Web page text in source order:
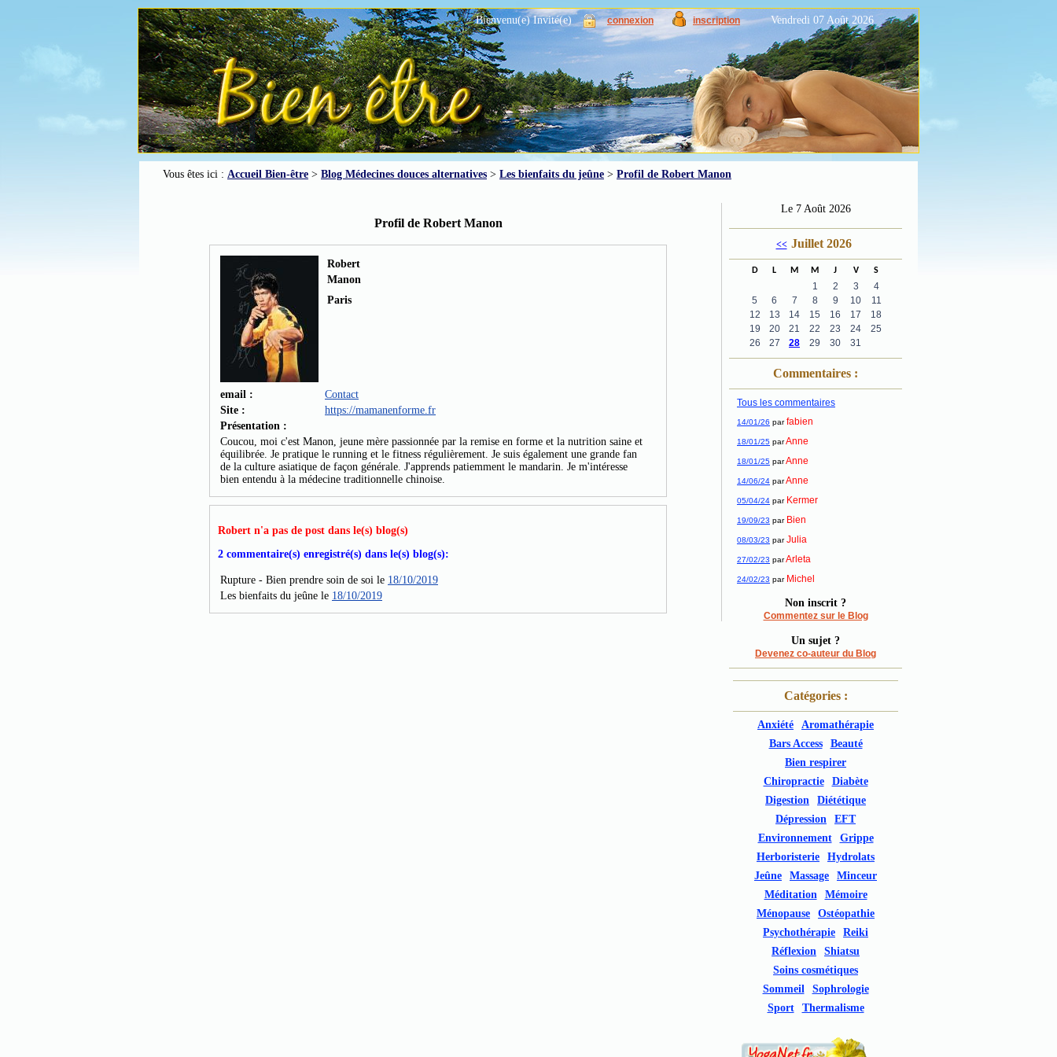
Bienvenu(e) Invité(e) connexion inscription Vendredi 07 Août 2026
Vous êtes ici : Accueil Bien-être > Blog Médecines douces alternatives > Les bienfaits du jeûne > Profil de Robert Manon
Profil de Robert Manon
Robert
Manon
Paris
email :
Contact
Site :
https://mamanenforme.fr
Présentation :
Coucou, moi c'est Manon, jeune mère passionnée par la remise en forme et la nutrition saine et
équilibrée. Je pratique le running et le fitness régulièrement. Je suis également une grande fan
de la culture asiatique de façon générale. J'apprends patiemment le mandarin. Je m'intéresse
bien entendu à la médecine traditionnelle chinoise.
Robert n'a pas de post dans le(s) blog(s)
2 commentaire(s) enregistré(s) dans le(s) blog(s):
Rupture - Bien prendre soin de soi le 18/10/2019
Les bienfaits du jeûne le 18/10/2019
Le 7 Août 2026
<< Juillet 2026
D L M M J V S
1 2 3
4
5
6 7 8 9 10
11
12
13 14 15 16 17
18
19
20 21 22 23 24
25
26
27 28 29 30 31
Commentaires :
Tous les commentaires
14/01/26 par fabien
18/01/25 parAnne
18/01/25 parAnne
14/06/24 parAnne
05/04/24 par Kermer
19/09/23 par Bien
08/03/23 par Julia
27/02/23 parArleta
24/02/23 par Michel
Non inscrit ?
Commentez sur le Blog
Un sujet ?
Devenez co-auteur du Blog
Catégories :
Anxiété
Aromathérapie
Bars Access
Beauté
Bien respirer
Chiropractie
Diabète
Digestion
Diététique
Dépression
EFT
Environnement
Grippe
Herboristerie
Hydrolats
Jeûne
Massage
Minceur
Méditation
Mémoire
Ménopause
Ostéopathie
Psychothérapie
Reiki
Réflexion
Shiatsu
Soins cosmétiques
Sommeil
Sophrologie
Sport
Thermalisme